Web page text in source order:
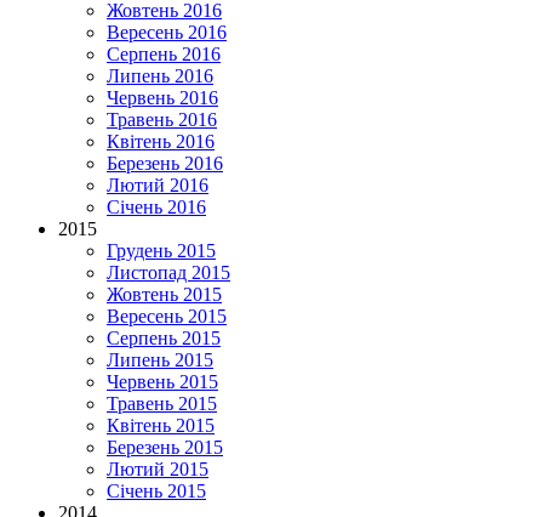
Жовтень 2016
Вересень 2016
Серпень 2016
Липень 2016
Червень 2016
Травень 2016
Квітень 2016
Березень 2016
Лютий 2016
Січень 2016
2015
Грудень 2015
Листопад 2015
Жовтень 2015
Вересень 2015
Серпень 2015
Липень 2015
Червень 2015
Травень 2015
Квітень 2015
Березень 2015
Лютий 2015
Січень 2015
2014